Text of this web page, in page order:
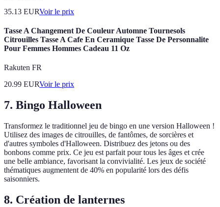
35.13 EURVoir le prix
Tasse A Changement De Couleur Automne Tournesols
Citrouilles Tasse A Cafe En Ceramique Tasse De Personnalite
Pour Femmes Hommes Cadeau 11 Oz
Rakuten FR
20.99 EURVoir le prix
7. Bingo Halloween
Transformez le traditionnel jeu de bingo en une version Halloween !
Utilisez des images de citrouilles, de fantômes, de sorcières et
d'autres symboles d'Halloween. Distribuez des jetons ou des
bonbons comme prix. Ce jeu est parfait pour tous les âges et crée
une belle ambiance, favorisant la convivialité. Les jeux de société
thématiques augmentent de 40% en popularité lors des défis
saisonniers.
8. Création de lanternes